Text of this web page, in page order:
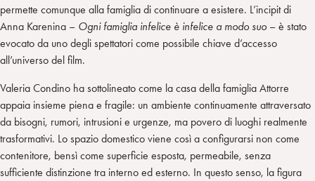
permette comunque alla famiglia di continuare a esistere. L’incipit di
Anna Karenina – Ogni famiglia infelice è infelice a modo suo– è stato
evocato da uno degli spettatori come possibile chiave d’accesso
all’universo del film.
Valeria Condino ha sottolineato come la casa della famiglia Attorre
appaia insieme piena e fragile: un ambiente continuamente attraversato
da bisogni, rumori, intrusioni e urgenze, ma povero di luoghi realmente
trasformativi. Lo spazio domestico viene così a configurarsi non come
contenitore, bensì come superficie esposta, permeabile, senza
sufficiente distinzione tra interno ed esterno. In questo senso, la figura